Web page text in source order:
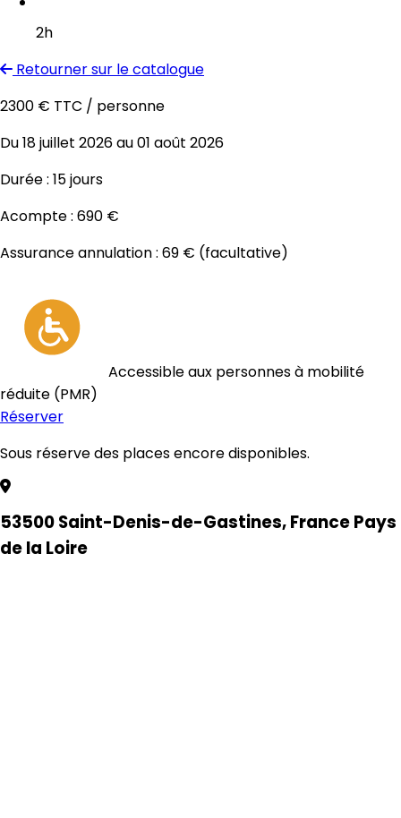
2h
Retourner sur le catalogue
2300 € TTC / personne
Du 18 juillet 2026 au 01 août 2026
Durée : 15 jours
Acompte : 690 €
Assurance annulation : 69 € (facultative)
Accessible aux personnes à mobilité
réduite (PMR)
Réserver
Sous réserve des places encore disponibles.
53500 Saint-Denis-de-Gastines, France Pays
de la Loire